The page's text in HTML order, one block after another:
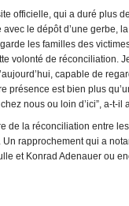
officielle, qui a duré plus
avec le dépôt d’une gerbe,
les familles des
volonté de réconciliation.
capable de
présence est bien plus
nous ou loin d’ici”, a-
de la réconciliation entre
rapprochement qui a
et Konrad Adenauer ou